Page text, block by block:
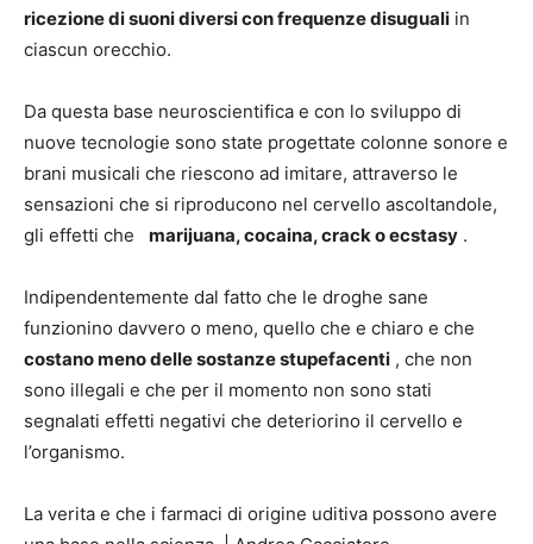
ricezione di suoni diversi con frequenze disuguali in
ciascun orecchio.
Da questa base neuroscientifica e con lo sviluppo di
nuove tecnologie sono state progettate colonne sonore e
brani musicali che riescono ad imitare, attraverso le
sensazioni che si riproducono nel cervello ascoltandole,
gli effetti che marijuana, cocaina, crack o ecstasy .
Indipendentemente dal fatto che le droghe sane
funzionino davvero o meno, quello che e chiaro e che
costano meno delle sostanze stupefacenti , che non
sono illegali e che per il momento non sono stati
segnalati effetti negativi che deteriorino il cervello e
l’organismo.
La verita e che i farmaci di origine uditiva possono avere